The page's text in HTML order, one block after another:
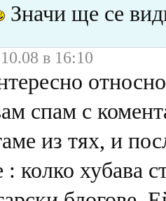
Значи ще се
в 16:10
спам с
из тях, и
: колко хубава